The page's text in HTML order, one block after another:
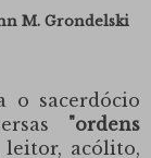
M. Grondelski
o sacerdócio
"ordens
acólito,